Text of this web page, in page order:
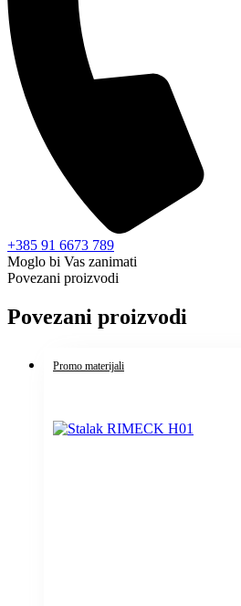
+385 91 6673 789
Moglo bi Vas zanimati
Povezani proizvodi
Povezani proizvodi
Promo materijali